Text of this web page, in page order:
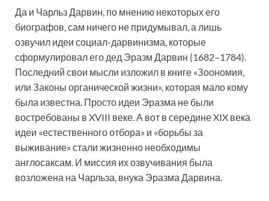
Да и Чарльз Дарвин, по мнению некоторых его
биографов, сам ничего не придумывал, а лишь
озвучил идеи социал-дарвинизма, которые
сформулировал его дед Эразм Дарвин (1682–1784).
Последний свои мысли изложил в книге «Зоономия,
или Законы органической жизни», которая мало кому
была известна. Просто идеи Эразма не были
востребованы в XVIII веке. А вот в середине XIX века
идеи «естественного отбора» и «борьбы за
выживание» стали жизненно необходимы
англосаксам. И миссия их озвучивания была
возложена на Чарльза, внука Эразма Дарвина.